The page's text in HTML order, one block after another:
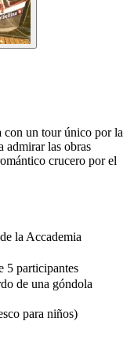
con un tour único por la
admirar las obras
crucero por el
la Accademia
5 participantes
de una góndola
para niños)